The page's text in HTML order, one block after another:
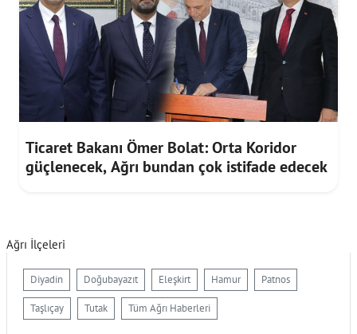
Ticaret Bakanı Ömer Bolat: Orta Koridor
güçlenecek, Ağrı bundan çok istifade edecek
Ağrı İlçeleri
Diyadin Doğubayazıt Eleşkirt Hamur Patnos
Taşlıçay Tutak Tüm Ağrı Haberleri